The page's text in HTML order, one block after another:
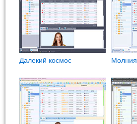
Далекий космос Молния